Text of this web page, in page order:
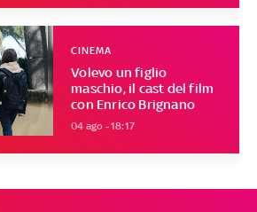
Volevo un figlio
maschio, il cast del film
con Enrico Brignano
CINEMA
04 ago - 18:17